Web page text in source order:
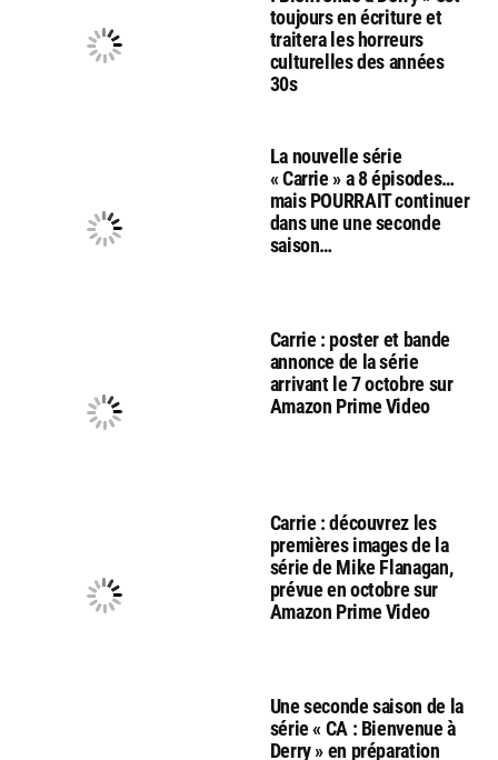
toujours en écriture et
traitera les horreurs
culturelles des années
30s
La nouvelle série
« Carrie » a 8 épisodes…
mais POURRAIT continuer
dans une une seconde
saison…
Carrie : poster et bande
annonce de la série
arrivant le 7 octobre sur
Amazon Prime Video
Carrie : découvrez les
premières images de la
série de Mike Flanagan,
prévue en octobre sur
Amazon Prime Video
Une seconde saison de la
série « CA : Bienvenue à
Derry » en préparation